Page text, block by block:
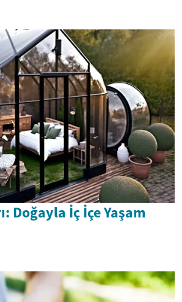
Doğayla İç İçe Yaşam